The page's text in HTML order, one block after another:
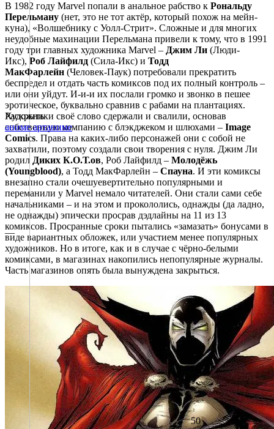
В 1982 году Marvel попали в анальное рабство к Рональду
Перельману (нет, это не тот актёр, который похож на мейн-
куна), «Волшебнику с Уолл-Стрит». Сложные и для многих
неудобные махинации Перельмана привели к тому, что в 1991
году три главных художника Marvel – Джим Ли (Люди-
Икс), Роб Лайфилд (Сила-Икс) и Тодд
МакФарлейн (Человек-Паук) потребовали прекратить
беспредел и отдать часть комиксов под их полный контроль –
или они уйдут. И-и-и их послали громко и звонко в пешее
эротическое, буквально сравнив с рабами на плантациях.
Художники своё слово сдержали и свалили, основав
собственную компанию с блэкджеком и шлюхами – Image
Comics. Права на каких-либо персонажей они с собой не
захватили, поэтому создали свои творения с нуля. Джим Ли
родил Диких К.О.Т.ов, Роб Лайфилд – Молодёжь
(Youngblood), а Тодд МакФарлейн – Спауна. И эти комиксы
внезапно стали очешуевертительно популярными и
переманили у Marvel немало читателей. Они стали сами себе
начальниками – и на этом и прокололись, однажды (да ладно,
не однажды) эпически просрав дэдлайны на 11 из 13
комиксов. Просранные сроки пытались «замазать» бонусами в
виде вариантных обложек, или участием менее популярных
художников. Но в итоге, как и в случае с чёрно-белыми
комиксами, в магазинах накопились непопулярные журналы.
Часть магазинов опять была вынуждена закрыться.
Раскрыть
аниме артаниме
—
50